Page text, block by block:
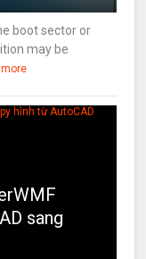
boot sector or
may be
sang